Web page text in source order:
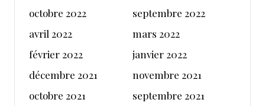
octobre 2022
septembre 2022
avril 2022
mars 2022
février 2022
janvier 2022
décembre 2021
novembre 2021
octobre 2021
septembre 2021